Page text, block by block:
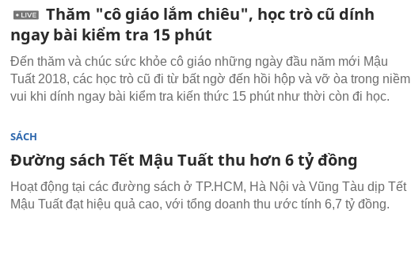
Thăm "cô giáo lắm chiêu", học trò cũ dính
ngay bài kiểm tra 15 phút
Đến thăm và chúc sức khỏe cô giáo những ngày đầu năm mới Mậu
Tuất 2018, các học trò cũ đi từ bất ngờ đến hồi hộp và vỡ òa trong niềm
vui khi dính ngay bài kiểm tra kiến thức 15 phút như thời còn đi học.
SÁCH
Đường sách Tết Mậu Tuất thu hơn 6 tỷ đồng
Hoạt động tại các đường sách ở TP.HCM, Hà Nội và Vũng Tàu dịp Tết
Mậu Tuất đạt hiệu quả cao, với tổng doanh thu ước tính 6,7 tỷ đồng.